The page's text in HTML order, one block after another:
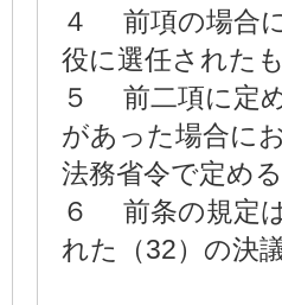
４ 前項の場合
役に選任された
５ 前二項に定
があった場合に
法務省令で定める
６ 前条の規定
れた（32）の決